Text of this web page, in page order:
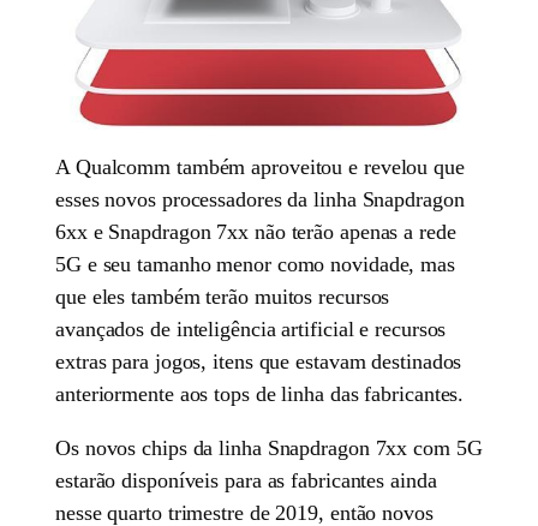
A Qualcomm também aproveitou e revelou que
esses novos processadores da linha Snapdragon
6xx e Snapdragon 7xx não terão apenas a rede
5G e seu tamanho menor como novidade, mas
que eles também terão muitos recursos
avançados de inteligência artificial e recursos
extras para jogos, itens que estavam destinados
anteriormente aos tops de linha das fabricantes.
Os novos chips da linha Snapdragon 7xx com 5G
estarão disponíveis para as fabricantes ainda
nesse quarto trimestre de 2019, então novos